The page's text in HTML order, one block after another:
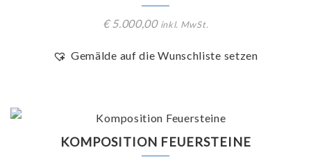
€5.000,00 inkl. MwSt.
Gemälde auf die Wunschliste setzen
KOMPOSITION FEUERSTEINE